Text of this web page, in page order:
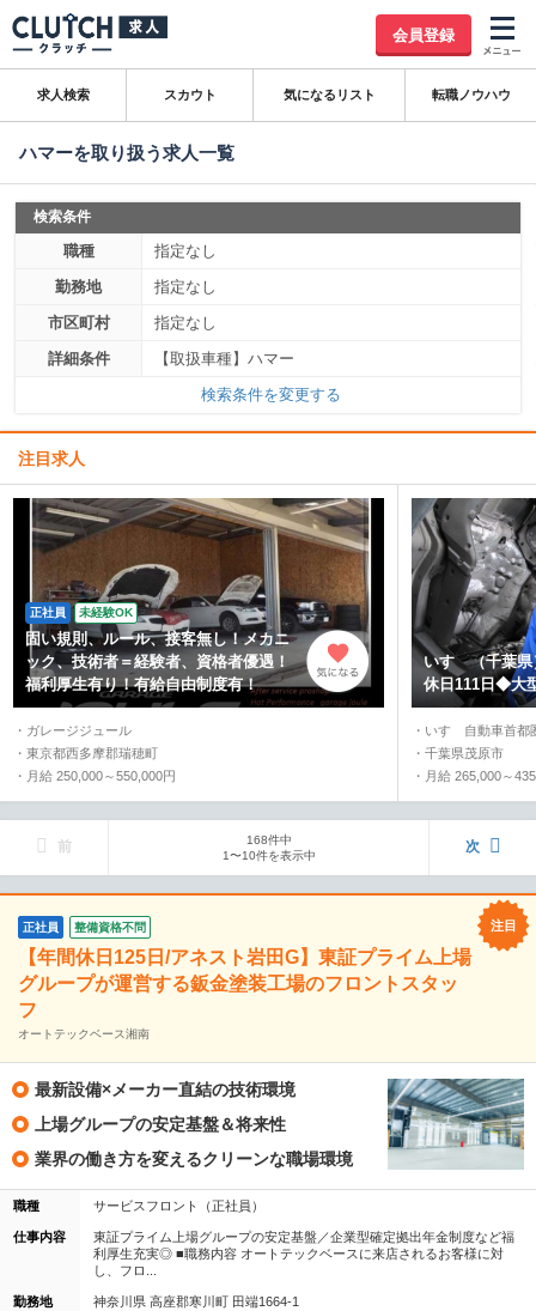
会員登録
求人検索 スカウト 気になるリスト 転職ノウハウ
ハマーを取り扱う求人一覧
検索条件
職種
指定なし
勤務地
指定なし
市区町村
指定なし
詳細条件
【取扱車種】ハマー
検索条件を変更する
注目求人
正社員 未経験OK
固い規則、ルール、接客無し！メカニ
ック、技術者＝経験者、資格者優遇！
福利厚生有り！有給自由制度有！
・ガレージジュール
・東京都西多摩郡瑞穂町
・月給 250,000～550,000円
いすゞ（千葉
休日111日◆大
・いすゞ自動車首
・千葉県茂原市
・月給 265,000～
前
168件中
1〜10件を表示中
次
正社員 整備資格不問
【年間休日125日/アネスト岩田G】東証プライム上場
グループが運営する鈑金塗装工場のフロントスタッ
フ
オートテックベース湘南
最新設備×メーカー直結の技術環境
上場グループの安定基盤＆将来性
業界の働き方を変えるクリーンな職場環境
職種 サービスフロント（正社員）
仕事内容
東証プライム上場グループの安定基盤／企業型確定拠出年金制度など福
利厚生充実◎ ■職務内容 オートテックベースに来店されるお客様に対
し、フロ...
勤務地 神奈川県 高座郡寒川町 田端1664-1